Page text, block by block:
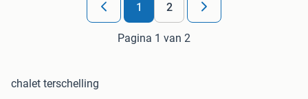
1 2
Pagina 1 van 2
chalet terschelling